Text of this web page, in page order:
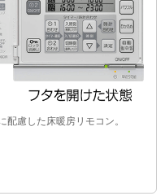
慮した床暖房リモコン。